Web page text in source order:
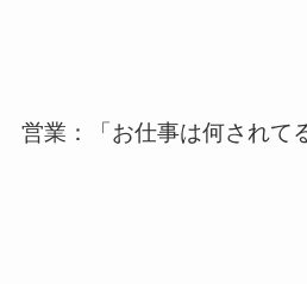
営業：「お仕事は何されて